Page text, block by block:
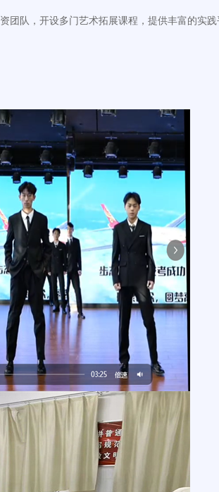
，开设多门艺术拓展课程，提供丰富的实践